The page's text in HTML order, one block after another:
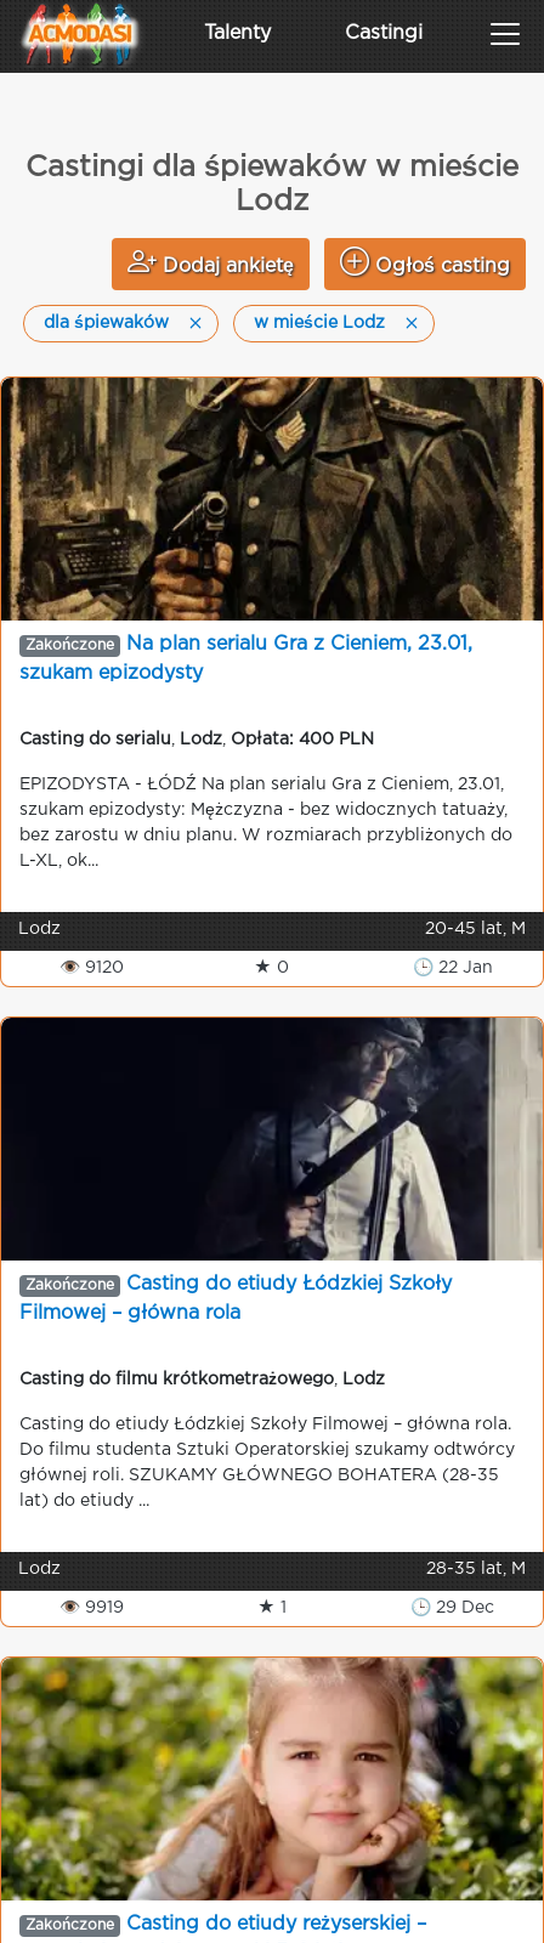
Talenty Castingi
Castingi dla śpiewaków w mieście
Lodz
Dodaj ankietę Ogłoś casting
dla śpiewaków w mieście Lodz
Zakończone
Na plan serialu Gra z Cieniem, 23.01,
szukam epizodysty
Casting do serialu Lodz Opłata: 400 PLN
EPIZODYSTA - ŁÓDŹ Na plan serialu Gra z Cieniem, 23.01,
szukam epizodysty: Mężczyzna - bez widocznych tatuaży,
bez zarostu w dniu planu. W rozmiarach przybliżonych do
L-XL, ok...
Lodz 20-45 lat, M
👁 9120 ★ 0 🕒 22 Jan
Zakończone
Casting do etiudy Łódzkiej Szkoły
Filmowej – główna rola
Casting do filmu krótkometrażowego Lodz
Casting do etiudy Łódzkiej Szkoły Filmowej – główna rola.
Do filmu studenta Sztuki Operatorskiej szukamy odtwórcy
głównej roli. SZUKAMY GŁÓWNEGO BOHATERA (28-35
lat) do etiudy ...
Lodz 28-35 lat, M
👁 9919 ★ 1 🕒 29 Dec
Zakończone
Casting do etiudy reżyserskiej –